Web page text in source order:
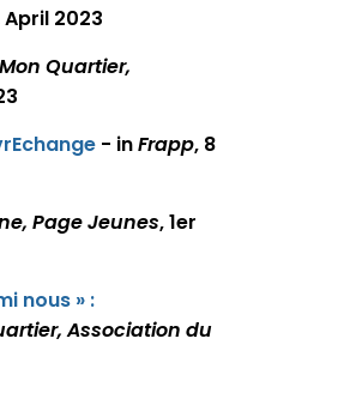
April 2023
Mon Quartier,
- inFrapp, 8
Page Jeunes, 1er
nous » :
Association du